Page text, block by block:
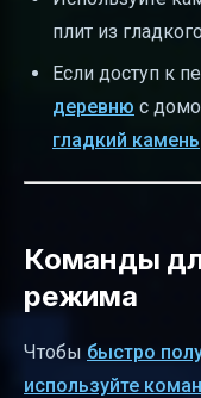
плит из
Если доступ к
деревню с
гладкий камень
Команды
режима
Чтобы быстро
используйте